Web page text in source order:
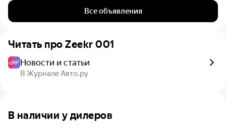
Все объявления
Читать проZeekr 001
Новости и статьи
В Журнале Авто.ру
В наличии у дилеров